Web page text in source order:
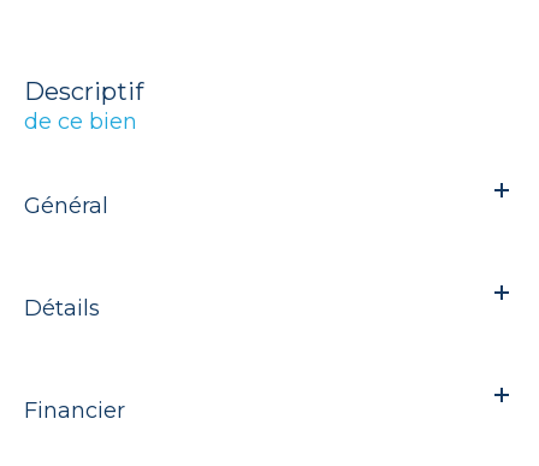
descriptif
de ce bien
Général
Détails
Financier